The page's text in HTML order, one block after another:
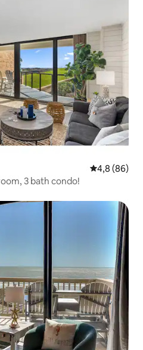
Gemiddelde
4,8 (86)
3 bath condo!